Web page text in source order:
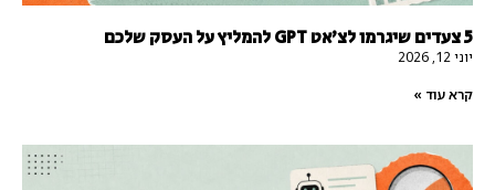
5 צעדים שיגרמו לצ'אט GPT להמליץ על העסק שלכם
יוני 12, 2026
קרא עוד »